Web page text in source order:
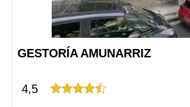
GESTORÍA AMUNARRIZ
4,5